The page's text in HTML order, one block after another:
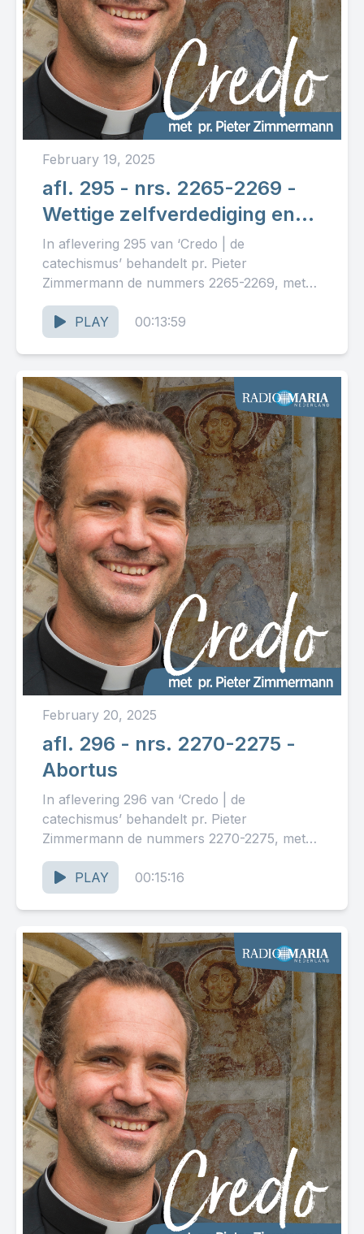
February 19, 2025
afl. 295 - nrs. 2265-2269 -
Wettige zelfverdediging en
vrijwillige doodslag
In aflevering 295 van ‘Credo | de
catechismus’ behandelt pr. Pieter
Zimmermann de nummers 2265-2269, met
als thema: ‘Wettige zelfverdediging en
vrijwillige doodslag.’ Lees...
PLAY 00:13:59
February 20, 2025
afl. 296 - nrs. 2270-2275 -
Abortus
In aflevering 296 van ‘Credo | de
catechismus’ behandelt pr. Pieter
Zimmermann de nummers 2270-2275, met
als thema: ‘Abortus.’ Lees op
rkdocumenten.nl mee in...
PLAY 00:15:16